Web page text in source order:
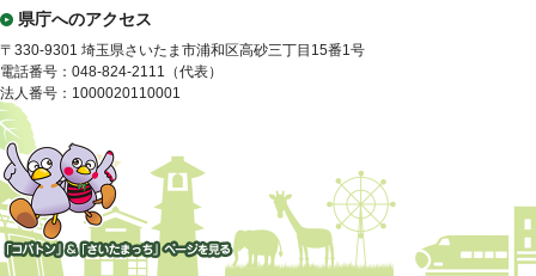
県庁へのアクセス
〒330-9301 埼玉県さいたま市浦和区高砂三丁目15番1号
電話番号：048-824-2111（代表）
法人番号：1000020110001
「コバトン」&「さいたまっ